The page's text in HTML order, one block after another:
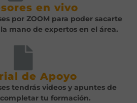
en vivo
por ZOOM para poder sacarte
mano de expertos en el área.
de Apoyo
tendrás videos y apuntes de
tu formación.